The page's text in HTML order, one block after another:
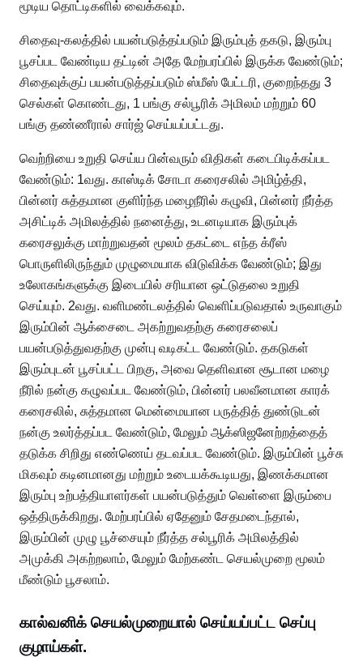
மூடிய தொட்டிகளில் வைக்கவும்.
சிதைவு-கலத்தில் பயன்படுத்தப்படும் இரும்புத் தகடு, இரும்பு
பூசப்பட வேண்டிய தட்டின் அதே மேற்பரப்பில் இருக்க வேண்டும்;
சிதைவுக்குப் பயன்படுத்தப்படும் ஸ்மீஸ் பேட்டரி, குறைந்தது 3
செல்கள் கொண்டது, 1 பங்கு சல்பூரிக் அமிலம் மற்றும் 60
பங்கு தண்ணீரால் சார்ஜ் செய்யப்பட்டது.
வெற்றியை உறுதி செய்ய பின்வரும் விதிகள் கடைபிடிக்கப்பட
வேண்டும்: 1வது. காஸ்டிக் சோடா கரைசலில் அமிழ்த்தி,
பின்னர் சுத்தமான குளிர்ந்த மழைநீரில் கழுவி, பின்னர் நீர்த்த
அசிட்டிக் அமிலத்தில் நனைத்து, உடனடியாக இரும்புக்
கரைசலுக்கு மாற்றுவதன் மூலம் தகட்டை எந்த க்ரீஸ்
பொருளிலிருந்தும் முழுமையாக விடுவிக்க வேண்டும்; இது
உலோகங்களுக்கு இடையில் சரியான ஒட்டுதலை உறுதி
செய்யும். 2வது. வளிமண்டலத்தில் வெளிப்படுவதால் உருவாகும்
இரும்பின் ஆக்சைடை அகற்றுவதற்கு கரைசலைப்
பயன்படுத்துவதற்கு முன்பு வடிகட்ட வேண்டும். தகடுகள்
இரும்புடன் பூசப்பட்ட பிறகு, அவை தெளிவான சூடான மழை
நீரில் நன்கு கழுவப்பட வேண்டும், பின்னர் பலவீனமான காரக்
கரைசலில், சுத்தமான மென்மையான பருத்தித் துண்டுடன்
நன்கு உலர்த்தப்பட வேண்டும், மேலும் ஆக்ஸிஜனேற்றத்தைத்
தடுக்க சிறிது எண்ணெய் தடவப்பட வேண்டும். இரும்பின் பூச்சு
மிகவும் கடினமானது மற்றும் உடையக்கூடியது, இணக்கமான
இரும்பு உற்பத்தியாளர்கள் பயன்படுத்தும் வெள்ளை இரும்பை
ஒத்திருக்கிறது. மேற்பரப்பில் ஏதேனும் சேதமடைந்தால்,
இரும்பின் முழு பூச்சையும் நீர்த்த சல்பூரிக் அமிலத்தில்
அமுக்கி அகற்றலாம், மேலும் மேற்கண்ட செயல்முறை மூலம்
மீண்டும் பூசலாம்.
கால்வனிக் செயல்முறையால் செய்யப்பட்ட செப்பு
குழாய்கள்.